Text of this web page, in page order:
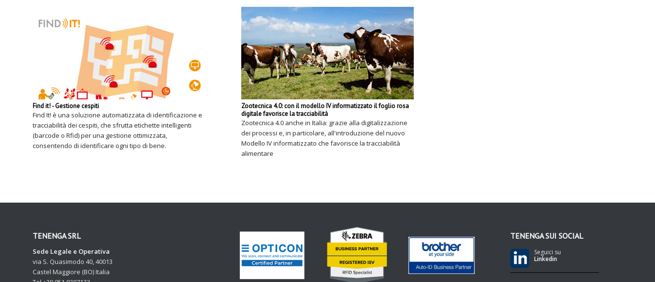
Find it! - Gestione cespiti
Find It! è una soluzione automatizzata di identificazione e
tracciabilità dei cespiti, che sfrutta etichette intelligenti
(barcode o Rfid) per una gestione ottimizzata,
consentendo di identificare ogni tipo di bene.
Zootecnica 4.0: con il modello IV informatizzato il foglio rosa
digitale favorisce la tracciabilità
Zootecnica 4.0 anche in Italia: grazie alla digitalizzazione
dei processi e, in particolare, all'introduzione del nuovo
Modello IV informatizzato che favorisce la tracciabilità
alimentare
TENENGA SRL
Sede Legale e Operativa
via S. Quasimodo 40, 40013
Castel Maggiore (BO) Italia
TENENGA SUI SOCIAL
Seguici su
Linkedin